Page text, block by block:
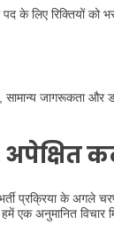
पद के लिए रिक्तियों
सामान्य जागरूकता और
प्रक्रिया के अगले
एक अनुमानित विचार